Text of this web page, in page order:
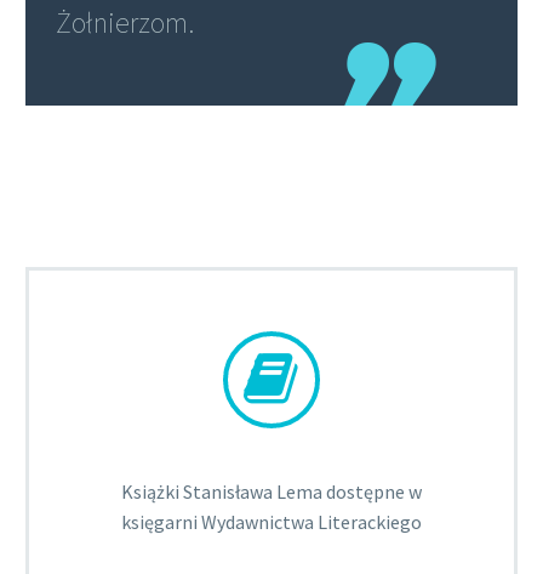
Żołnierzom.


Książki Stanisława Lema dostępne w
księgarni Wydawnictwa Literackiego